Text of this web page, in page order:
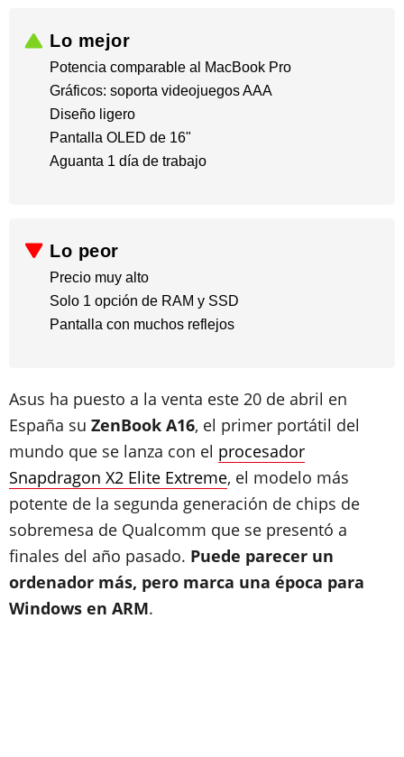
Lo mejor
Potencia comparable al MacBook Pro
​Gráficos: soporta videojuegos AAA
​Diseño ligero
​Pantalla OLED de 16"
​Aguanta 1 día de trabajo
Lo peor
Precio​ muy alto
Solo 1 opción de RAM y SSD
​Pantalla con muchos reflejos
Asus ha puesto a la venta este 20 de abril en
España su ZenBook A16, el primer portátil del
mundo que se lanza con el procesador
Snapdragon X2 Elite Extreme, el modelo más
potente de la segunda generación de chips de
sobremesa de Qualcomm que se presentó a
finales del año pasado. Puede parecer un
ordenador más, pero marca una época para
Windows en ARM.